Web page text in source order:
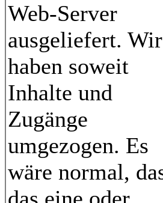
Web-Server
ausgeliefert. Wir
haben soweit
Inhalte und
Zugänge
umgezogen. Es
wäre normal,